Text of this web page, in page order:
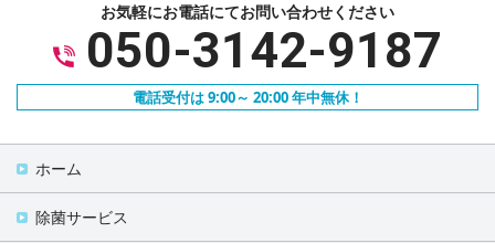
お気軽にお電話にてお問い合わせください
050-3142-9187
電話受付は 9:00～ 20:00 年中無休！
ホーム
除菌サービス